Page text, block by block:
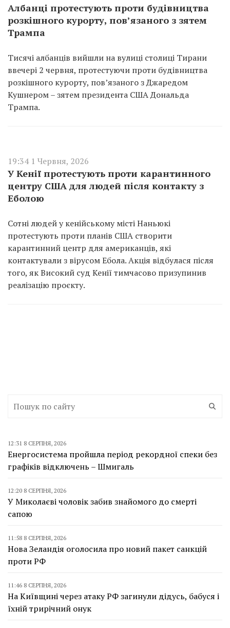
Албанці протестують проти будівництва
розкішного курорту, пов’язаного з зятем
Трампа
Тисячі албанців вийшли на вулиці столиці Тирани
ввечері 2 червня, протестуючи проти будівництва
розкішного курорту, пов’язаного з Джаредом
Кушнером – зятем президента США Дональда
Трампа.
19:34 1 Червня, 2026
У Кенії протестують проти карантинного
центру США для людей після контакту з
Еболою
Сотні людей у кенійському місті Наньюкі
протестують проти планів США створити
карантинний центр для американців, які
контактували з вірусом Ебола. Акція відбулася після
того, як Високий суд Кенії тимчасово призупинив
реалізацію проєкту.
12:31 8 СЕРПНЯ, 2026
Енергосистема пройшла період рекордної спеки без
графіків відключень – Шмигаль
12:20 8 СЕРПНЯ, 2026
У Миколаєві чоловік забив знайомого до смерті
сапою
11:58 8 СЕРПНЯ, 2026
Нова Зеландія оголосила про новий пакет санкцій
проти РФ
11:46 8 СЕРПНЯ, 2026
На Київщині через атаку РФ загинули дідусь, бабуся і
їхній трирічний онук